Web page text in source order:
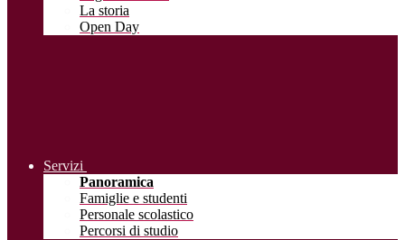
La storia
Open Day
Servizi
Panoramica
Famiglie e studenti
Personale scolastico
Percorsi di studio